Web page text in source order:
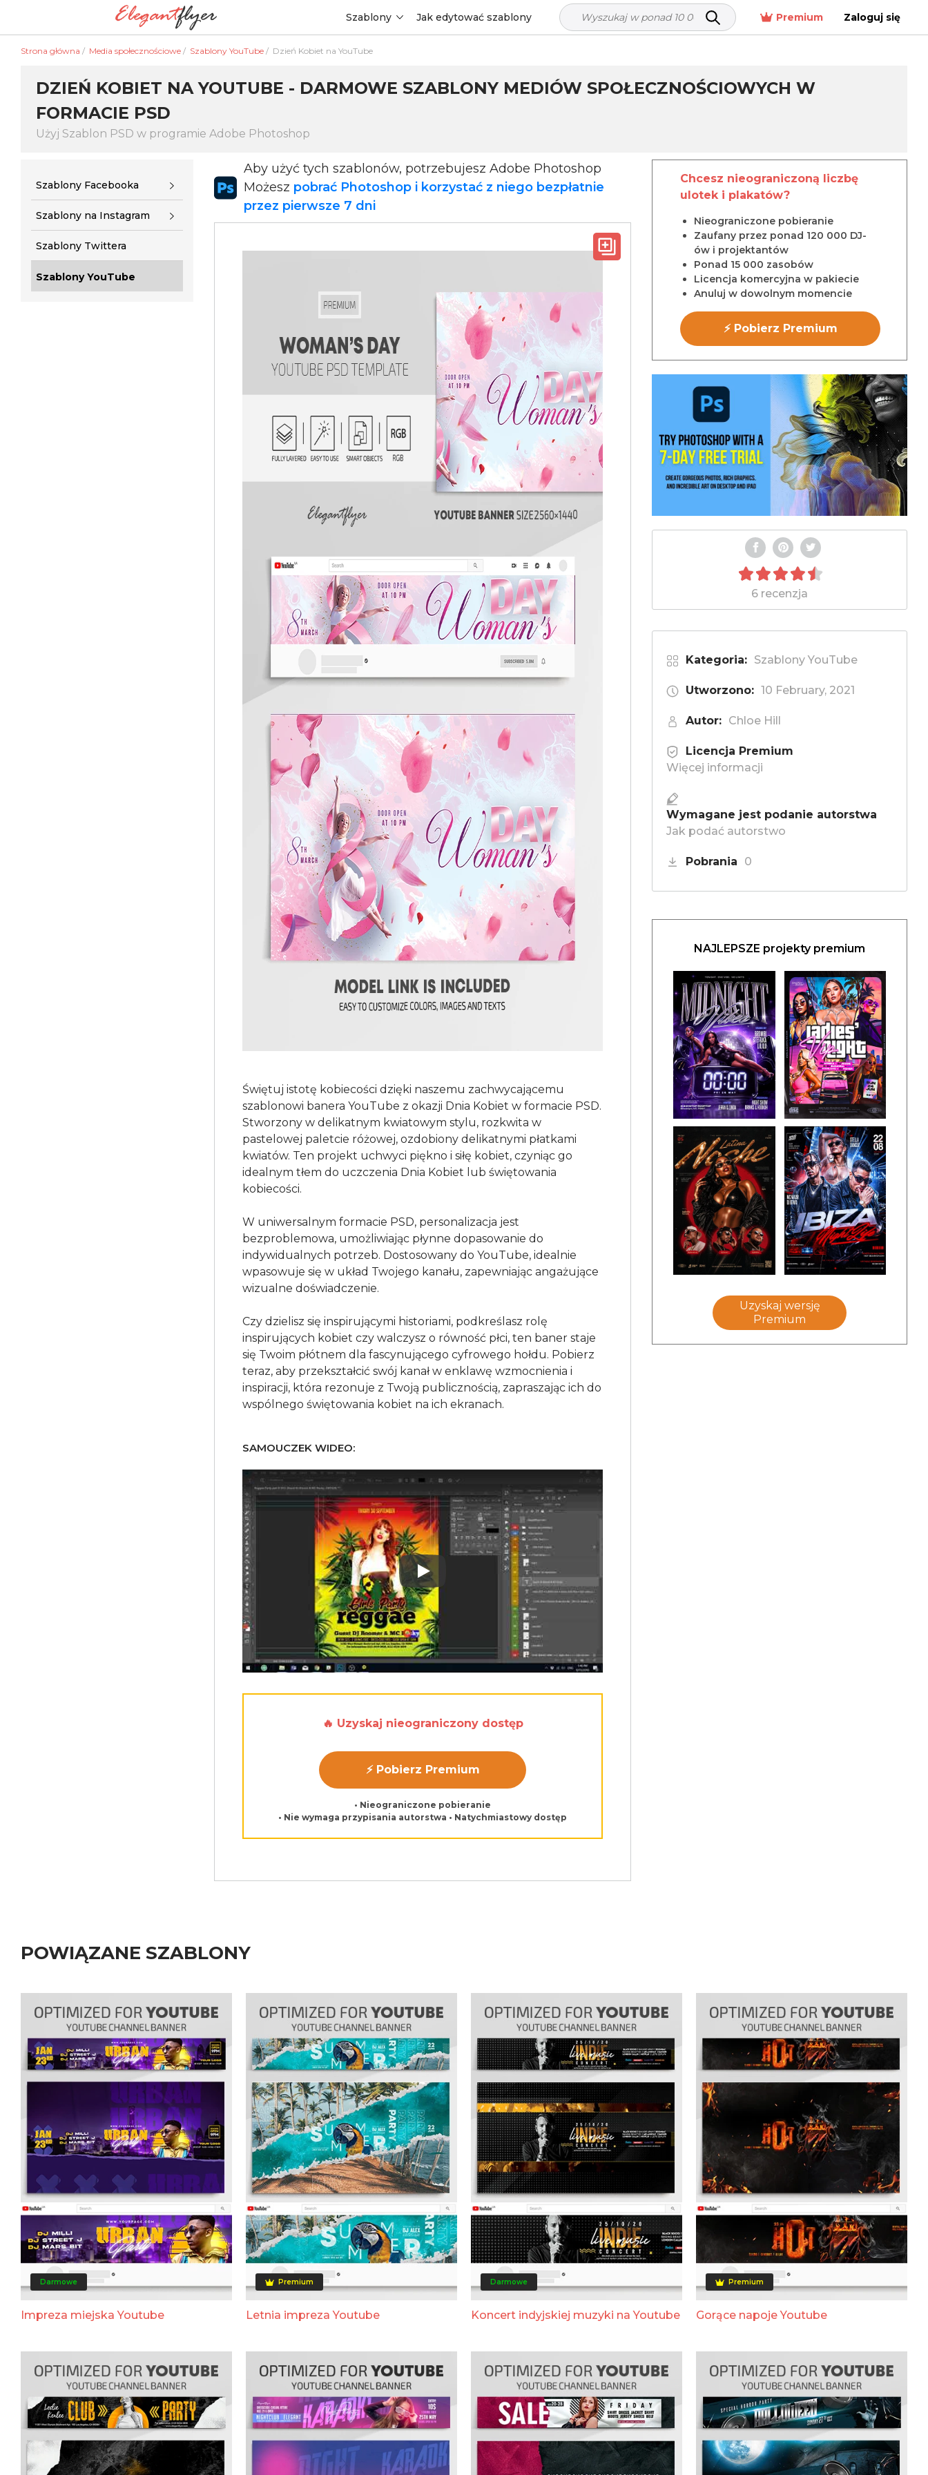
Szablony Jak edytować szablony Premium Zaloguj się
Strona główna / Media społecznościowe / Szablony YouTube / Dzień Kobiet na YouTube
DZIEŃ KOBIET NA YOUTUBE - DARMOWE SZABLONY MEDIÓW SPOŁECZNOŚCIOWYCH W
FORMACIE PSD
Użyj Szablon PSD w programie Adobe Photoshop
Szablony Facebooka
Szablony na Instagram
Szablony Twittera
Szablony YouTube
Aby użyć tych szablonów, potrzebujesz Adobe Photoshop
Możesz pobrać Photoshop i korzystać z niego bezpłatnie
przez pierwsze 7 dni
Świętuj istotę kobiecości dzięki naszemu zachwycającemu
szablonowi banera YouTube z okazji Dnia Kobiet w formacie PSD.
Stworzony w delikatnym kwiatowym stylu, rozkwita w
pastelowej paletcie różowej, ozdobiony delikatnymi płatkami
kwiatów. Ten projekt uchwyci piękno i siłę kobiet, czyniąc go
idealnym tłem do uczczenia Dnia Kobiet lub świętowania
kobiecości.
W uniwersalnym formacie PSD, personalizacja jest
bezproblemowa, umożliwiając płynne dopasowanie do
indywidualnych potrzeb. Dostosowany do YouTube, idealnie
wpasowuje się w układ Twojego kanału, zapewniając angażujące
wizualne doświadczenie.
Czy dzielisz się inspirującymi historiami, podkreślasz rolę
inspirujących kobiet czy walczysz o równość płci, ten baner staje
się Twoim płótnem dla fascynującego cyfrowego hołdu. Pobierz
teraz, aby przekształcić swój kanał w enklawę wzmocnienia i
inspiracji, która rezonuje z Twoją publicznością, zapraszając ich do
SAMOUCZEK WIDEO:
Play: Keynote (Google I/O '18)
🔥 Uzyskaj nieograniczony dostęp
⚡ Pobierz Premium
• Nieograniczone pobieranie
• Nie wymaga przypisania autorstwa • Natychmiastowy dostęp
Chcesz nieograniczoną liczbę
ulotek i plakatów?
Nieograniczone pobieranie
Zaufany przez ponad 120 000 DJ-
ów i projektantów
Ponad 15 000 zasobów
Licencja komercyjna w pakiecie
Anuluj w dowolnym momencie
⚡ Pobierz Premium
6 recenzja
Kategoria: Szablony YouTube
Utworzono: 10 February, 2021
Autor: Chloe Hill
Licencja Premium
Więcej informacji
Wymagane jest podanie autorstwa
Jak podać autorstwo
Pobrania 0
NAJLEPSZE projekty premium
Uzyskaj wersję
Premium
POWIĄZANE SZABLONY
Darmowe
Impreza miejska Youtube
Premium
Letnia impreza Youtube
Darmowe
Koncert indyjskiej muzyki na Youtube
Premium
Gorące napoje Youtube